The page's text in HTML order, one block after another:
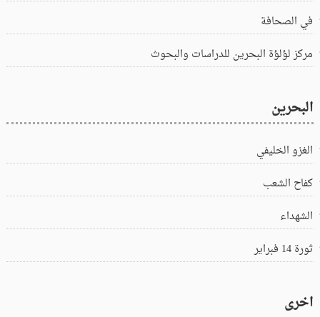
في الصحافة
مركز لؤلؤة البحرين للدراسات والبحوث
البحرين
الغزو الخليفي
كفاح الشعب
الشهداء
ثورة 14 فبراير
اخرى